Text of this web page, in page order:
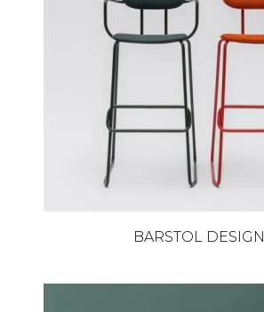
BARSTOL DESIGN